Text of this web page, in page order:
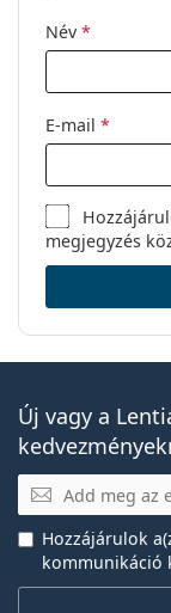
Név *
E-mail *
megjegyzés
Új vagy a
E-mail
Hozzájárulok
kommunikáció